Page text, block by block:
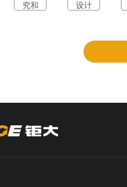
究和
设计